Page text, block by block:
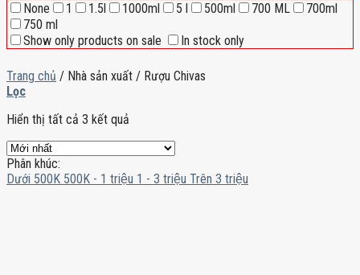
None 1 1.5l 1000ml 5 l 500ml 700 ML
700ml
750 ml
Show only products on sale
In stock only
Trang chủ / Nhà sản xuất / Rượu Chivas
Lọc
Hiển thị tất cả 3 kết quả
Phân khúc:
Dưới 500K 500K - 1 triệu 1 - 3 triệu Trên 3 triệu